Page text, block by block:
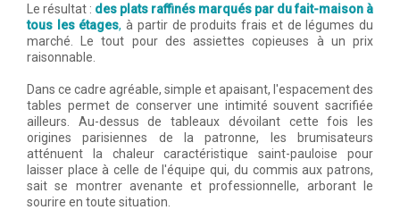
Le résultat : des plats raffinés marqués par du fait-maison à
tous les étages, à partir de produits frais et de légumes du
marché. Le tout pour des assiettes copieuses à un prix
raisonnable.
Dans ce cadre agréable, simple et apaisant, l'espacement des
tables permet de conserver une intimité souvent sacrifiée
ailleurs. Au-dessus de tableaux dévoilant cette fois les
origines parisiennes de la patronne, les brumisateurs
atténuent la chaleur caractéristique saint-pauloise pour
laisser place à celle de l'équipe qui, du commis aux patrons,
sait se montrer avenante et professionnelle, arborant le
sourire en toute situation.